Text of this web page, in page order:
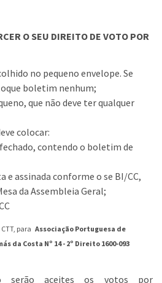
O SEU DIREITO DE VOTO POR
no pequeno envelope. Se
boletim nenhum;
que não deve ter qualquer
colocar:
contendo o boletim de
e assinada conforme o se BI/CC,
da Assembleia Geral;
para Associação Portuguesa de
da Costa Nº 14 - 2º Direito 1600-093
serão aceites os votos por